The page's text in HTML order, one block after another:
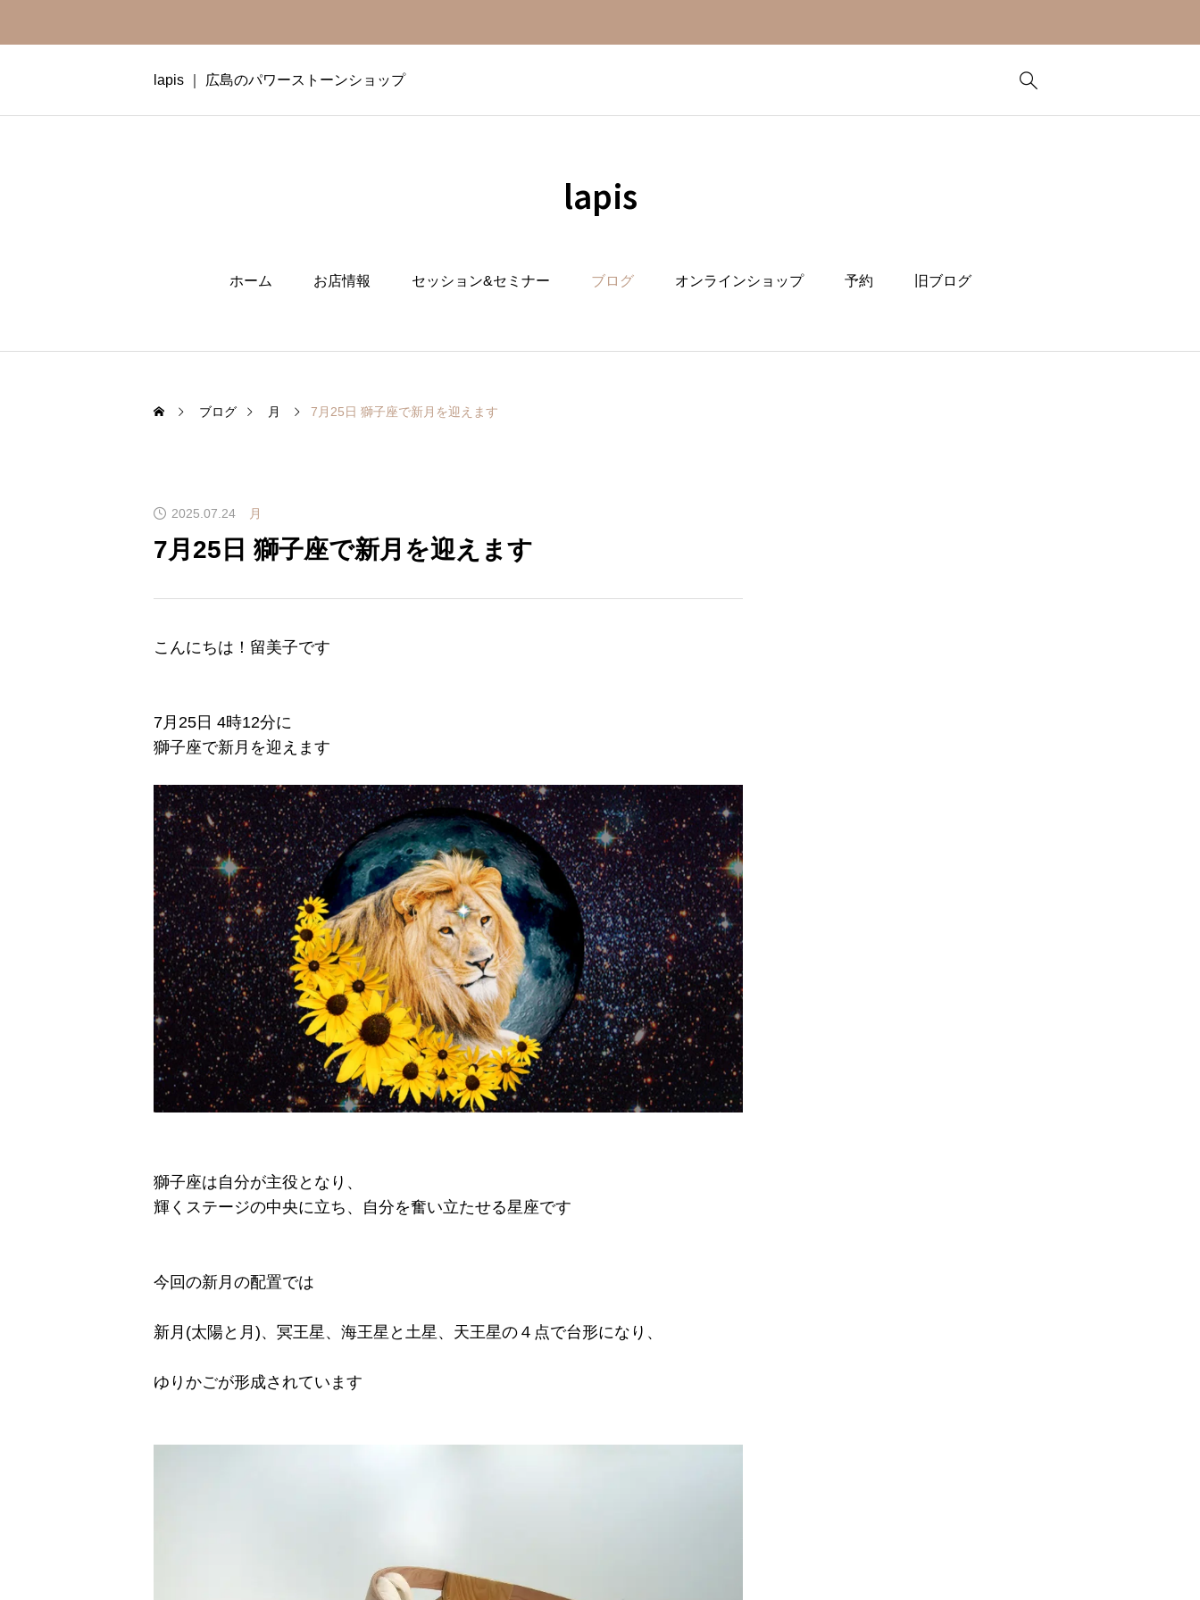
lapis ｜ 広島のパワーストーンショップ
lapis
ホーム お店情報 セッション&セミナー ブログ オンラインショップ 予約 旧ブログ
ブログ 月 7月25日 獅子座で新月を迎えます
2025.07.24 月
7月25日 獅子座で新月を迎えます
こんにちは！留美子です
7月25日 4時12分に
獅子座で新月を迎えます
獅子座は自分が主役となり、
輝くステージの中央に立ち、自分を奮い立たせる星座です
今回の新月の配置では
新月(太陽と月)、冥王星、海王星と土星、天王星の４点で台形になり、
ゆりかごが形成されています